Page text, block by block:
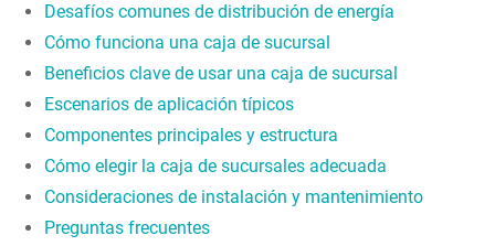
Desafíos comunes de distribución de energía
Cómo funciona una caja de sucursal
Beneficios clave de usar una caja de sucursal
Escenarios de aplicación típicos
Componentes principales y estructura
Cómo elegir la caja de sucursales adecuada
Consideraciones de instalación y mantenimiento
Preguntas frecuentes